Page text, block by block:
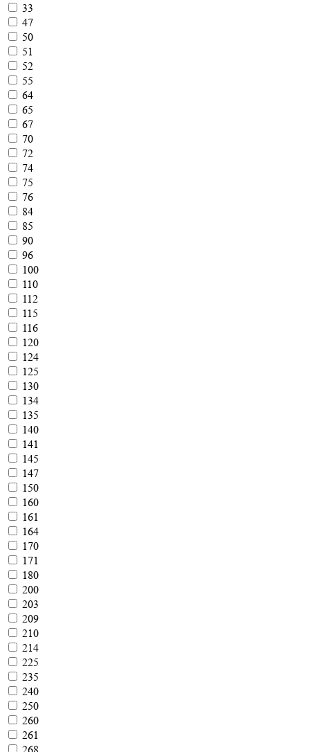
33
47
50
51
52
55
64
65
67
70
72
74
75
76
84
85
90
96
100
110
112
115
116
120
124
125
130
134
135
140
141
145
147
150
160
161
164
170
171
180
200
203
209
210
214
225
235
240
250
260
261